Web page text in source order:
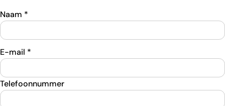
Naam *
E-mail *
Telefoonnummer